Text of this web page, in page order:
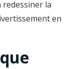
la
en